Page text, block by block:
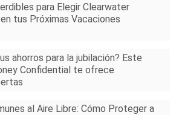
para Elegir Clearwater
tus Próximas Vacaciones
ahorros para la jubilación? Este
Confidential te ofrece
al Aire Libre: Cómo Proteger a